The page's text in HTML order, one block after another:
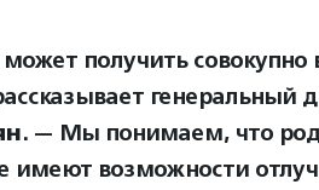
получить совокупно
генеральный
. — Мы понимаем, что
имеют возможности